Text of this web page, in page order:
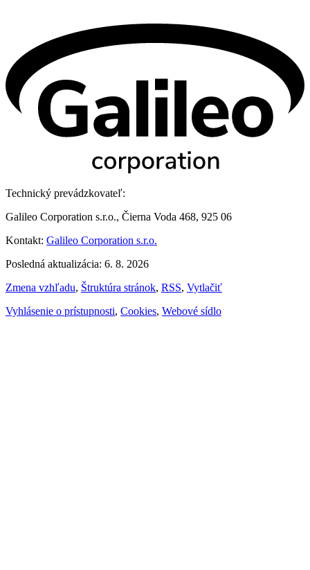
Technický prevádzkovateľ:
Galileo Corporation s.r.o., Čierna Voda 468, 925 06
Kontakt: Galileo Corporation s.r.o.
Posledná aktualizácia: 6. 8. 2026
Zmena vzhľadu, Štruktúra stránok, RSS, Vytlačiť
Vyhlásenie o prístupnosti, Cookies, Webové sídlo